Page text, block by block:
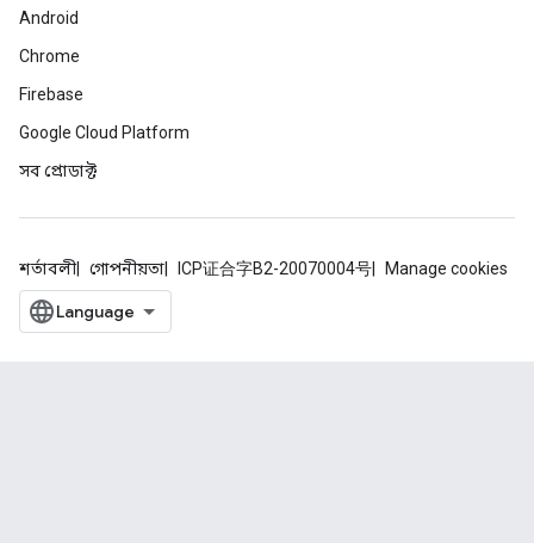
Android
Chrome
Firebase
Google Cloud Platform
সব প্রোডাক্ট
শর্তাবলী গোপনীয়তা ICP证合字B2-20070004号 Manage cookies